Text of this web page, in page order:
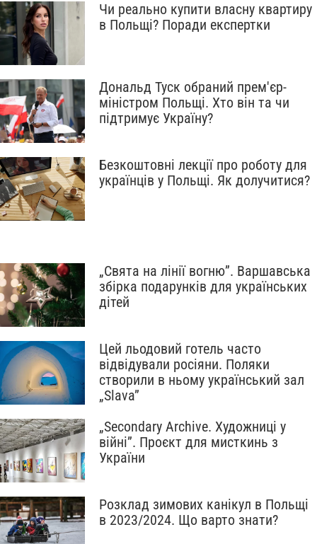
Чи реально купити власну квартиру
в Польщі? Поради експертки
Дональд Туск обраний прем'єр-
міністром Польщі. Хто він та чи
підтримує Україну?
Безкоштовні лекції про роботу для
українців у Польщі. Як долучитися?
„Свята на лінії вогню”. Варшавська
збірка подарунків для українських
дітей
Цей льодовий готель часто
відвідували росіяни. Поляки
створили в ньому український зал
„Slava”
„Secondary Archive. Художниці у
війні”. Проєкт для мисткинь з
України
Розклад зимових канікул в Польщі
в 2023/2024. Що варто знати?